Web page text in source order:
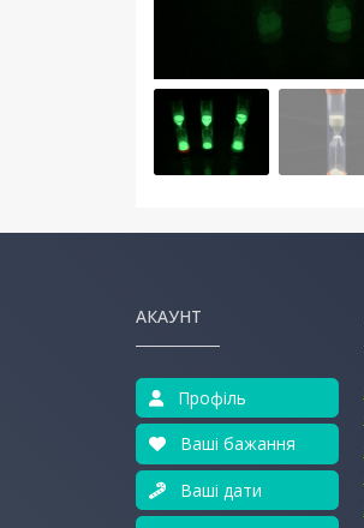
АКАУНТ
Профіль
Ваші бажання
Ваші дати